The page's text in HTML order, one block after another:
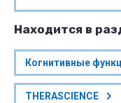
Находится в
Когнитивные
THERASCIENCE